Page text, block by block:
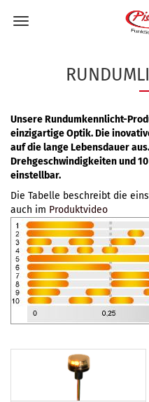
Unsere Rundumkennlicht-
einzigartige Optik. Die
auf die lange Lebensdauer
Drehgeschwindigkeiten und
einstellbar.
Die Tabelle beschreibt die
auch im Produktvideo